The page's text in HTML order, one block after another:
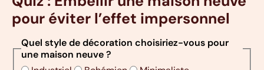
pour éviter l’effet impersonnel
Quel style de décoration choisiriez-vous pour
une maison neuve ?